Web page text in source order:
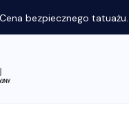
Cena bezpiecznego